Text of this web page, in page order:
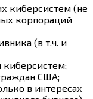
киберсистем (не
корпораций
(в т.ч. и
США;
в интересах